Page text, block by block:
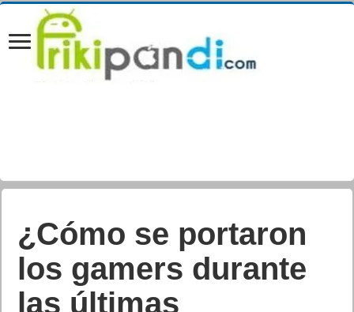
¿Cómo se portaron
los gamers durante
las últimas